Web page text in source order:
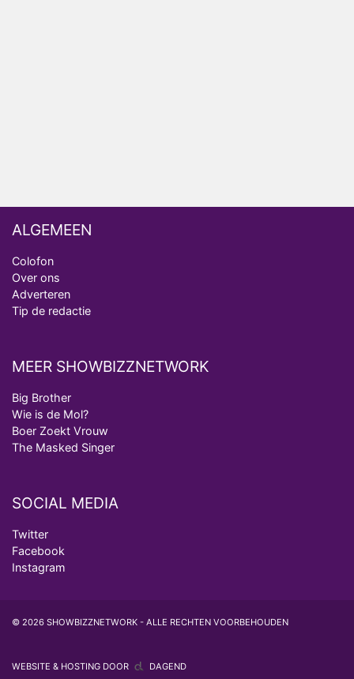
ALGEMEEN
Colofon
Over ons
Adverteren
Tip de redactie
MEER SHOWBIZZNETWORK
Big Brother
Wie is de Mol?
Boer Zoekt Vrouw
The Masked Singer
SOCIAL MEDIA
Twitter
Facebook
Instagram
© 2026 SHOWBIZZNETWORK - ALLE RECHTEN VOORBEHOUDEN
WEBSITE & HOSTING DOOR DAGEND